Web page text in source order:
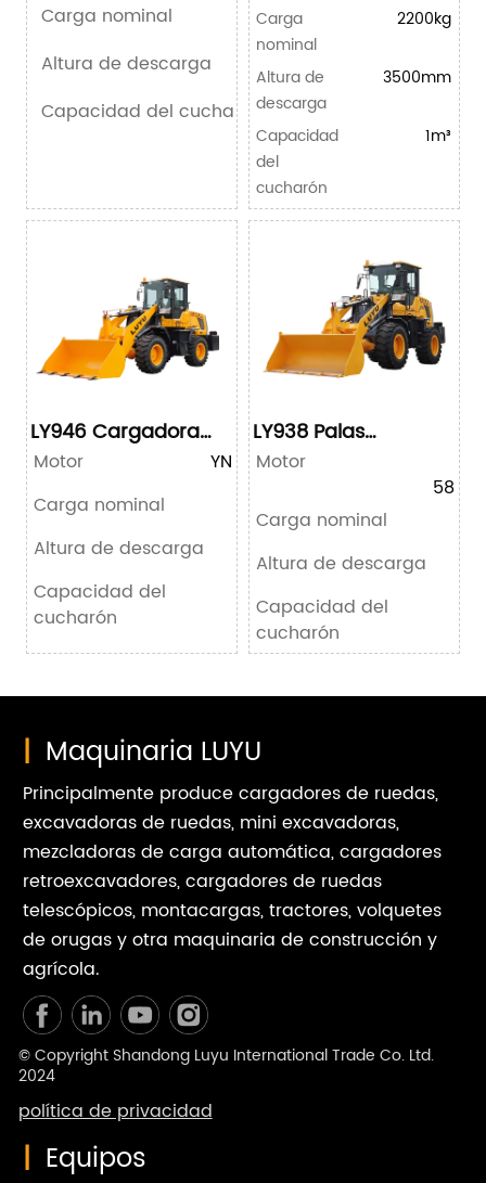
Carga nominal
Altura de descarga
Capacidad del cucharón
Carga
nominal
2200kg
Altura de
descarga
3500mm
Capacidad
del
cucharón
1m³
LY946 Cargadora
Mini sobre Ruedas
Motor
YN92KW/123HP
Carga nominal
Altura de descarga
3500mm
Capacidad del
cucharón
1.1m³
LY938 Palas
Cargadoras
Motor
Carga nominal
Altura de descarga
Capacidad del
cucharón
| Maquinaria LUYU
Principalmente produce cargadores de ruedas,
excavadoras de ruedas, mini excavadoras,
mezcladoras de carga automática, cargadores
retroexcavadores, cargadores de ruedas
telescópicos, montacargas, tractores, volquetes
de orugas y otra maquinaria de construcción y
agrícola.
© Copyright Shandong Luyu International Trade Co. Ltd.
2024
política de privacidad
| Equipos